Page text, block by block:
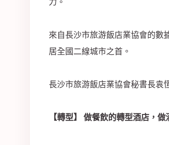
力。
來自長沙市旅游飯店業協會的數
居全國二線城市之首。
長沙市旅游飯店業協會秘書長袁
【轉型】 做餐飲的轉型酒店，